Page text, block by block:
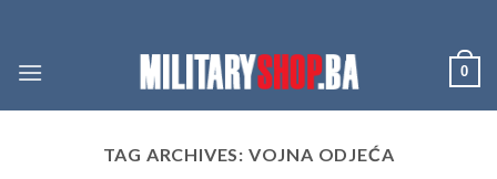
content
0
TAG ARCHIVES: VOJNA ODJEĆA